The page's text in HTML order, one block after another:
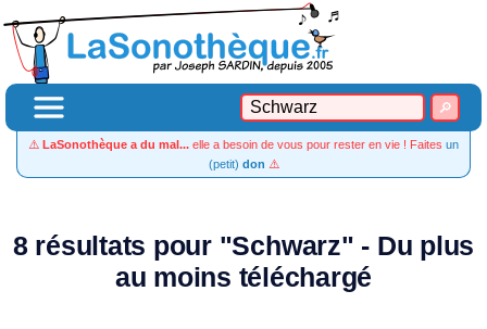
⚠️ LaSonothèque a du mal... elle a besoin de vous pour rester en vie ! Faites un
(petit) don ⚠️
8 résultats pour "Schwarz" - Du plus
au moins téléchargé